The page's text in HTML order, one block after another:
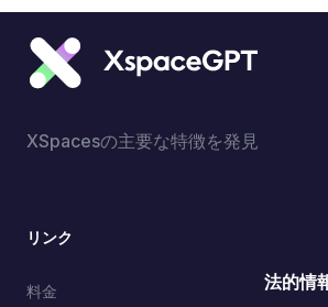
XSpacesの主要な特徴を発見
リンク
料金 法的情